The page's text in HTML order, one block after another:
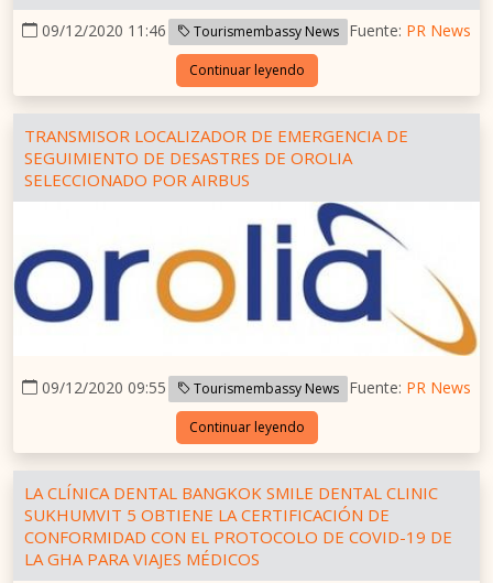
09/12/2020 11:46 Tourismembassy News Fuente: PR News
Continuar leyendo
TRANSMISOR LOCALIZADOR DE EMERGENCIA DE
SEGUIMIENTO DE DESASTRES DE OROLIA
SELECCIONADO POR AIRBUS
09/12/2020 09:55 Tourismembassy News Fuente: PR News
Continuar leyendo
LA CLÍNICA DENTAL BANGKOK SMILE DENTAL CLINIC
SUKHUMVIT 5 OBTIENE LA CERTIFICACIÓN DE
CONFORMIDAD CON EL PROTOCOLO DE COVID-19 DE
LA GHA PARA VIAJES MÉDICOS